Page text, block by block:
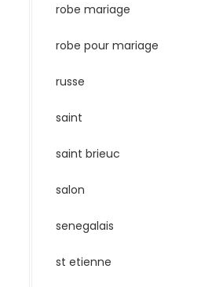
robe mariage
robe pour mariage
russe
saint
saint brieuc
salon
senegalais
st etienne